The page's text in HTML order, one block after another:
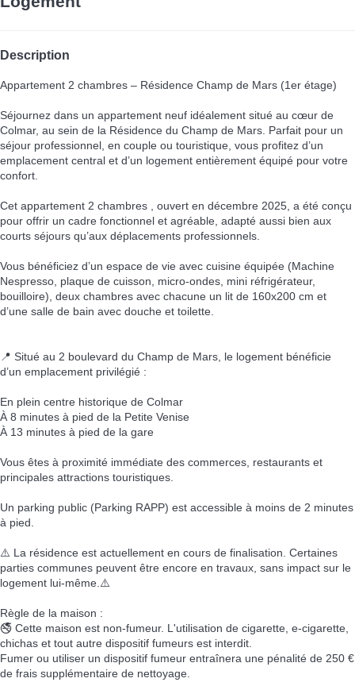
Description
Appartement 2 chambres – Résidence Champ de Mars (1er étage)
Séjournez dans un appartement neuf idéalement situé au cœur de
Colmar, au sein de la Résidence du Champ de Mars. Parfait pour un
séjour professionnel, en couple ou touristique, vous profitez d’un
emplacement central et d’un logement entièrement équipé pour votre
confort.
Cet appartement 2 chambres , ouvert en décembre 2025, a été conçu
pour offrir un cadre fonctionnel et agréable, adapté aussi bien aux
courts séjours qu’aux déplacements professionnels.
Vous bénéficiez d’un espace de vie avec cuisine équipée (Machine
Nespresso, plaque de cuisson, micro-ondes, mini réfrigérateur,
bouilloire), deux chambres avec chacune un lit de 160x200 cm et
d’une salle de bain avec douche et toilette.
📍 Situé au 2 boulevard du Champ de Mars, le logement bénéficie
d’un emplacement privilégié :
En plein centre historique de Colmar
À 8 minutes à pied de la Petite Venise
À 13 minutes à pied de la gare
Vous êtes à proximité immédiate des commerces, restaurants et
principales attractions touristiques.
Un parking public (Parking RAPP) est accessible à moins de 2 minutes
à pied.
⚠️ La résidence est actuellement en cours de finalisation. Certaines
parties communes peuvent être encore en travaux, sans impact sur le
logement lui-même.⚠️
Règle de la maison :
🚭 Cette maison est non-fumeur. L'utilisation de cigarette, e-cigarette,
chichas et tout autre dispositif fumeurs est interdit.
Fumer ou utiliser un dispositif fumeur entraînera une pénalité de 250 €
de frais supplémentaire de nettoyage.